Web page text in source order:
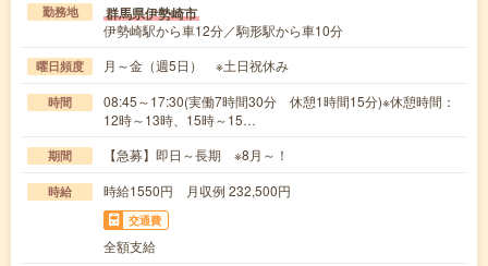
勤務地 群馬県伊勢崎市
伊勢崎駅から車12分／駒形駅から車10分
曜日頻度 月～金（週5日） ※土日祝休み
時間
08:45～17:30(実働7時間30分 休憩1時間15分)※休憩時間：
12時～13時、15時～15…
期間 【急募】即日～長期 ※8月～！
時給 時給1550円 月収例 232,500円
交通費
全額支給